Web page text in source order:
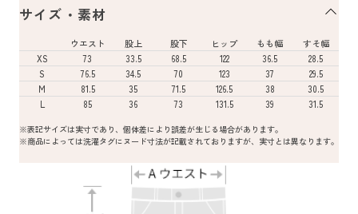
サイズ・素材
ウエスト 股上 股下 ヒップ もも幅
すそ幅
XS
73 33.5 68.5 122 36.5
28.5
S
76.5 34.5 70 123 37
29.5
M
81.5 35 71.5 126.5 38
30.5
L
85 36 73 131.5 39 31.5
※表記サイズは実寸であり、個体差により誤差が生じる場合があります。
※商品によっては洗濯タグにヌード寸法が記載されておりますが、実寸とは異なります。